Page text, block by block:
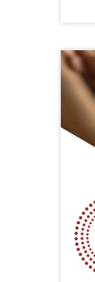
Die
Ziel